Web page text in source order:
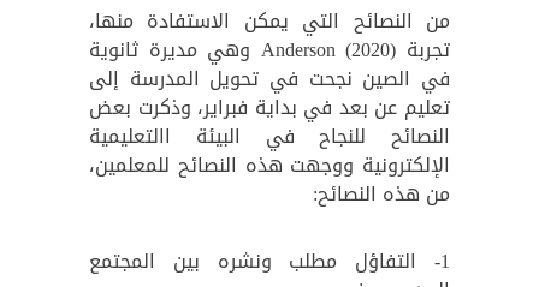
من النصائح التي يمكن الاستفادة منها،
تجربة Anderson (2020) وهي مديرة ثانوية
في الصين نجحت في تحويل المدرسة إلى
تعليم عن بعد في بداية فبراير، وذكرت بعض
النصائح للنجاح في البيئة االتعليمية
الإلكترونية ووجهت هذه النصائح للمعلمين،
من هذه النصائح:
1- التفاؤل مطلب ونشره بين المجتمع